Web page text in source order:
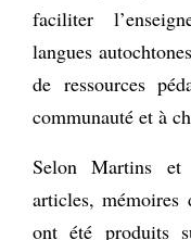
faciliter
langues
de ressources
communauté et à
Selon Martins et
articles, mémoires
ont été produits